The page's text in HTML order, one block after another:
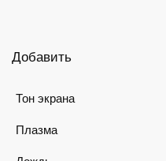
Добавить
Тон экрана
Плазма